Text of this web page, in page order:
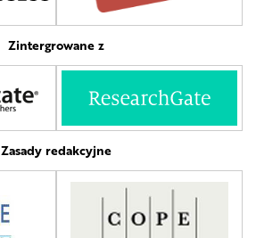
Zintergrowane z
Zasady redakcyjne